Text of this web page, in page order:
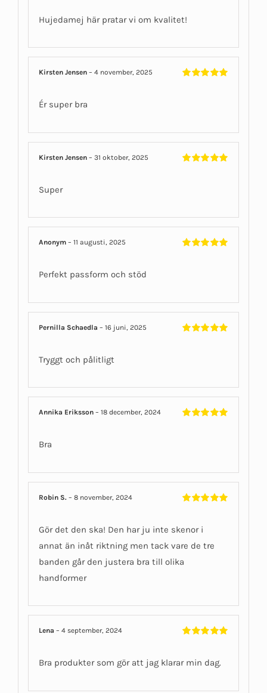
Hujedamej här pratar vi om kvalitet!
Kirsten Jensen– 4 november, 2025
Ér super bra
Kirsten Jensen– 31 oktober, 2025
Super
Anonym– 11 augusti, 2025
Perfekt passform och stöd
Pernilla Schaedla– 16 juni, 2025
Tryggt och pålitligt
Annika Eriksson– 18 december, 2024
Bra
Robin S.– 8 november, 2024
Gör det den ska! Den har ju inte skenor i
annat än inåt riktning men tack vare de tre
banden går den justera bra till olika
handformer
Lena– 4 september, 2024
Bra produkter som gör att jag klarar min dag.